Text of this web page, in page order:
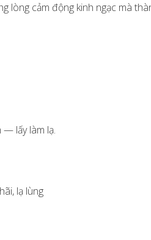
lòng cảm động kinh ngạc mà
— lấy làm lạ.
lạ lùng